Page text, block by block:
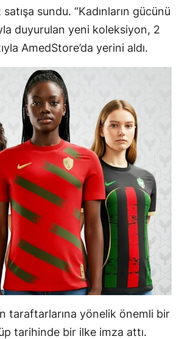
sundu. “Kadınların gücünü
duyurulan yeni koleksiyon, 2
AmedStore’da yerini aldı.
taraftarlarına yönelik önemli bir
tarihinde bir ilke imza attı.